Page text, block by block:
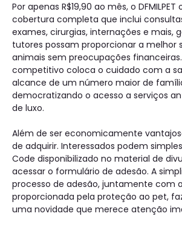
Por apenas R$19,90 ao mês, o
cobertura completa que inclui
exames, cirurgias, internações e mais,
tutores possam proporcionar a melhor
animais sem preocupações
competitivo coloca o cuidado com a
alcance de um número maior de
democratizando o acesso a serviços
de luxo.
Além de ser economicamente
de adquirir. Interessados podem
Code disponibilizado no material de
acessar o formulário de adesão. A
processo de adesão, juntamente com
proporcionada pela proteção ao pet, faz
uma novidade que merece atenção